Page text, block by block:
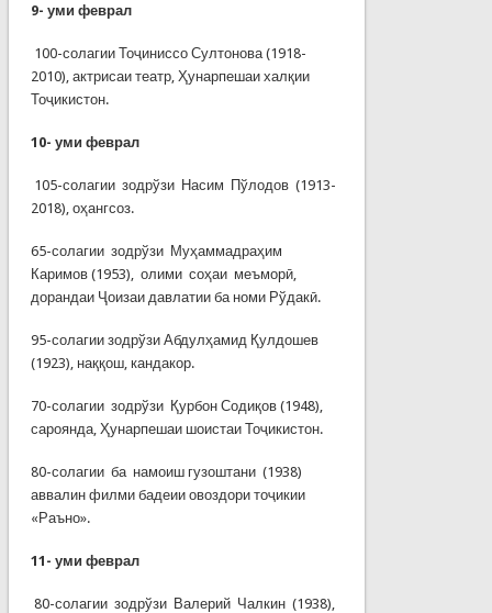
9- уми феврал
100-солагии Тоҷиниссо Султонова (1918-
2010), актрисаи театр, Ҳунарпешаи халқии
Тоҷикистон.
10- уми феврал
105-солагии зодрўзи Насим Пўлодов (1913-
2018), оҳангсоз.
65-солагии зодрўзи Муҳаммадраҳим
Каримов (1953), олими соҳаи меъморӣ,
дорандаи Ҷоизаи давлатии ба номи Рўдакӣ.
95-солагии зодрўзи Абдулҳамид Қулдошев
(1923), наққош, кандакор.
70-солагии зодрўзи Қурбон Содиқов (1948),
сароянда, Ҳунарпешаи шоистаи Тоҷикистон.
80-солагии ба намоиш гузоштани (1938)
аввалин филми бадеии овоздори тоҷикии
«Раъно».
11- уми феврал
80-солагии зодрўзи Валерий Чалкин (1938),